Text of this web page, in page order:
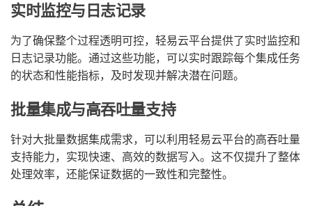
实时监控与日志记录
为了确保整个过程透明可控，轻易云平台提供了实时监控和
日志记录功能。通过这些功能，可以实时跟踪每个集成任务
的状态和性能指标，及时发现并解决潜在问题。
批量集成与高吞吐量支持
针对大批量数据集成需求，可以利用轻易云平台的高吞吐量
支持能力，实现快速、高效的数据写入。这不仅提升了整体
处理效率，还能保证数据的一致性和完整性。